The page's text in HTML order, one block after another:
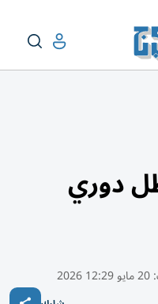
دوري
20 مايو 12:29 2026